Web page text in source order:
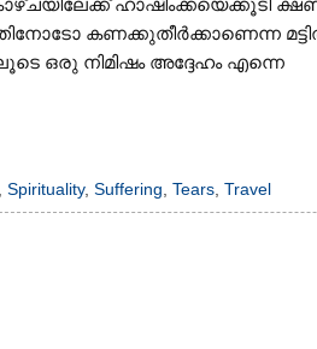
ഹാഷിംക്കയെക്കൂടി
കണക്കുതീർക്കാണെന്ന
ഒരു നിമിഷം അദ്ദേഹം എന്നെ
, Spirituality, Suffering, Tears, Travel